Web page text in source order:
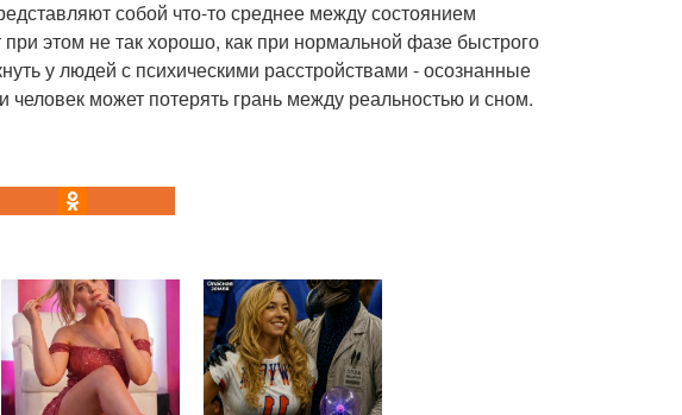
собой что-то среднее между состоянием
этом не так хорошо, как при нормальной фазе быстрого
у людей с психическими расстройствами - осознанные
может потерять грань между реальностью и сном.